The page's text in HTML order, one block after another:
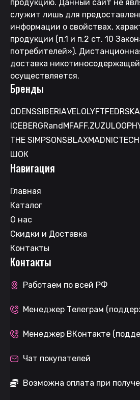
продукцию. Данный сайт не
служит лишь для
информации о свойствах,
продукции (п.1 и п.2 ст. 10
потребителей»).
доставка
осуществляется.
Бренды
ODENSSIBERIAVELOLYFTFEDRS
ICEBERGRandMFAFF.ZUZULOOP
THE SIMPSONSBLAXMADNICTECH
ШОК
Навигация
Главная
Каталог
О нас
Скидки и Доставка
Контакты
Контакты
Работаем по всей РФ
Менеджер Телеграм
Менеджер ВКонтакте
Чат покупателей
Возможна оплата при